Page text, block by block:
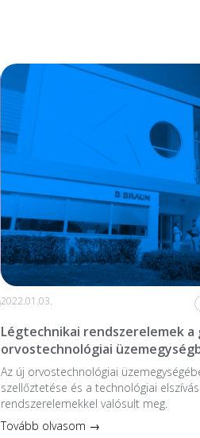
2022.01.03.
Légtechnikai rendszerelemek a
orvostechnológiai
Az új orvostechnológiai
szellőztetése és a technológiai
rendszerelemekkel valósult meg.
Tovább olvasom →